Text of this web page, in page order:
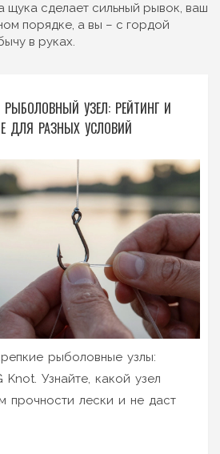
щука сделает сильный рывок, ваш
порядке, а вы – с гордой
в руках.
УЗЕЛ: РЕЙТИНГ И
ДЛЯ РАЗНЫХ УСЛОВИЙ
рыболовные узлы:
Knot. Узнайте, какой узел
прочности лески и не даст